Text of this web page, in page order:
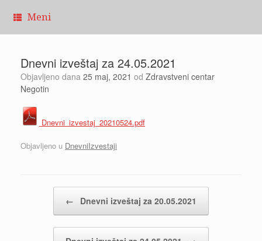
Meni
Dnevni izveštaj za 24.05.2021
Objavljeno dana 25 maj, 2021 od Zdravstveni centar
Negotin
Dnevni_izvestaj_20210524.pdf
Objavljeno u DnevniIzvestaji
← Dnevni izveštaj za 20.05.2021